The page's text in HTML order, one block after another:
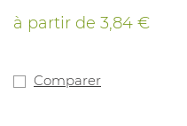
à partir de 3,84 €
Comparer